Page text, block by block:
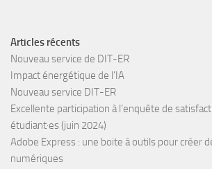
Articles récents
Nouveau service de DIT-ER
Impact énergétique de l’IA
Nouveau service DIT-ER
Excellente participation à l’enquête de
étudiant·es (juin 2024)
Adobe Express : une boite à outils pour créer
numériques